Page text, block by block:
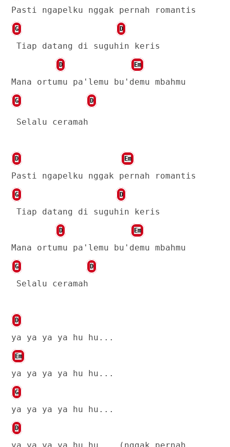
Pasti ngapelku nggak pernah romantis
G D
Tiap datang di suguhin keris
D Em
Mana ortumu pa'lemu bu'demu mbahmu
G D
Selalu ceramah
D Em
Pasti ngapelku nggak pernah romantis
G D
Tiap datang di suguhin keris
D Em
Mana ortumu pa'lemu bu'demu mbahmu
G D
Selalu ceramah
D
ya ya ya ya hu hu...
Em
ya ya ya ya hu hu...
G
ya ya ya ya hu hu...
D